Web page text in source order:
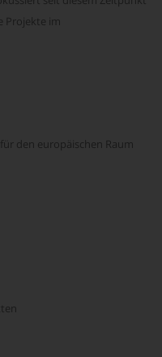
Projekte im
den europäischen Raum